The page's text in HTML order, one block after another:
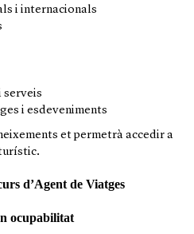
i internacionals
serveis
i esdeveniments
et permetrà accedir a
d’Agent de Viatges
ocupabilitat